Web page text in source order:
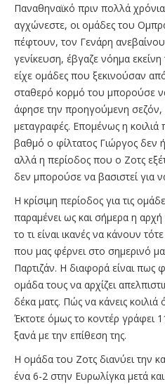
Παναθηναϊκό πριν πολλά
αγχώνεστε, οι ομάδες του
πέφτουν, τον Γενάρη
γενίκευση, έβγαζε νόημα
είχε ομάδες που ξεκινούσαν
σταθερό κορμό του μπορούσε
άφησε την προηγούμενη
μεταγραφές. Επομένως η
βαθμό ο φίλτατος Γιώργος δεν
αλλά η περίοδος που ο Ζοτς
δεν μπορούσε να βασιστεί για
Η κρίσιμη περίοδος για τις
παραμένει ως και σήμερα η
το τι είναι ικανές να κάνουν
που μας φέρνει στο σημερινό
Παρτιζάν. Η διαφορά είναι πως
ομάδα τους να αρχίζει
δέκα ματς. Πώς να κάνεις
Έκτοτε όμως το κοντέρ γράφει
ξανά με την επίθεση της.
Η ομάδα του Ζοτς διανύει την
ένα 6-2 στην Ευρωλίγκα μετά